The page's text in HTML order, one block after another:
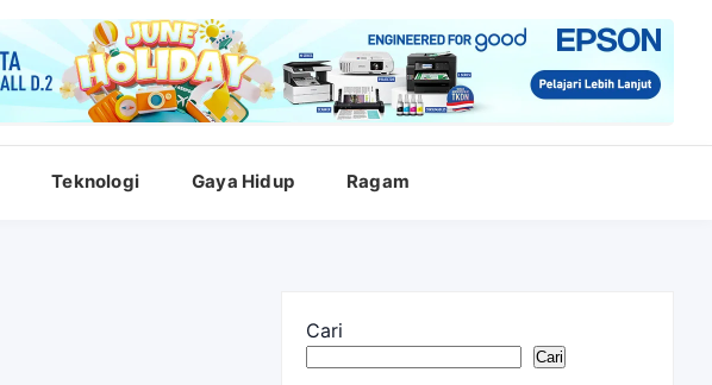
Teknologi Gaya Hidup Ragam
Cari
Cari